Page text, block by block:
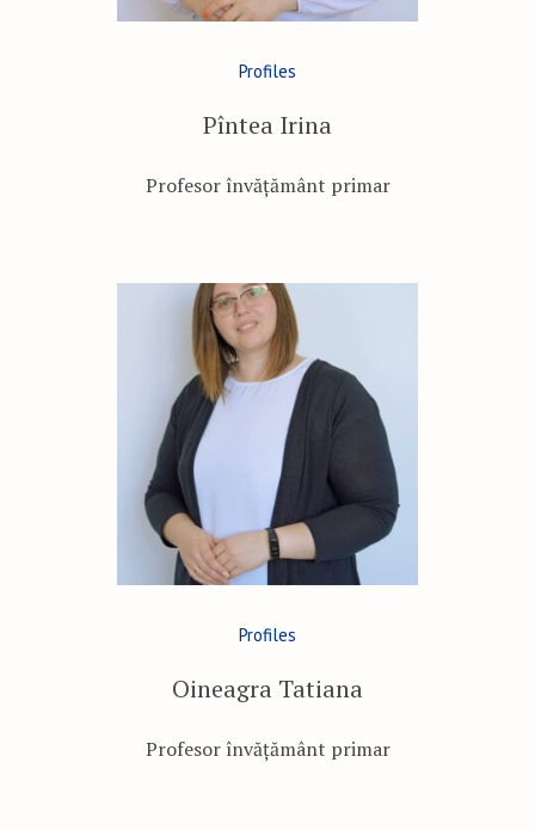
Profiles
Pîntea Irina
Profesor învățământ primar
Profiles
Oineagra Tatiana
Profesor învățământ primar